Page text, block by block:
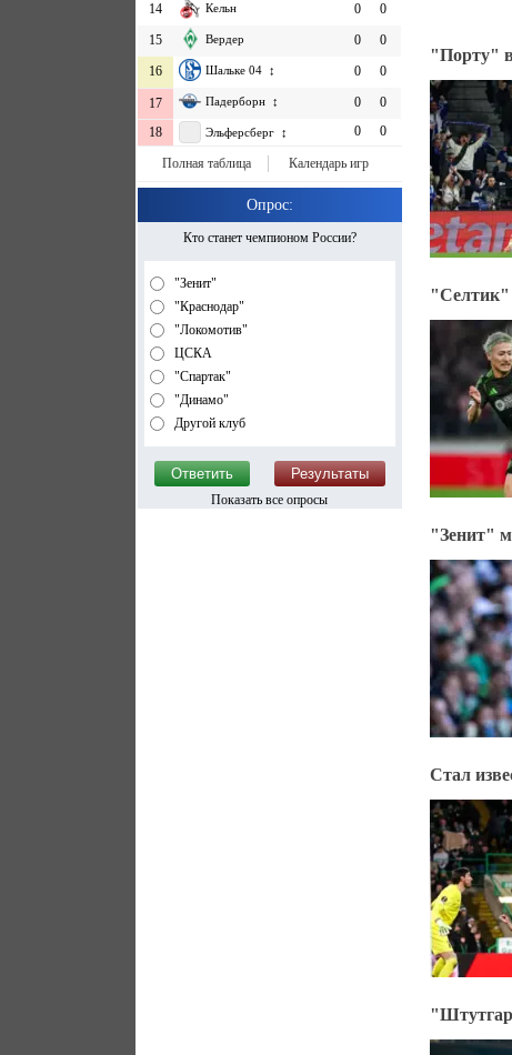
14
Кельн 0
0
15
Вердер 0
0
16
Шальке 04 ↕ 0 0
17 Падерборн ↕ 0
0
18
Эльферсберг ↕ 0 0
Полная таблица Календарь игр
Опрос:
Кто станет чемпионом России?
"Зенит"
"Краснодар"
"Локомотив"
ЦСКА
"Спартак"
"Динамо"
Другой клуб
Показать все опросы
"Порту"
"Селтик"
"Зенит"
Стал